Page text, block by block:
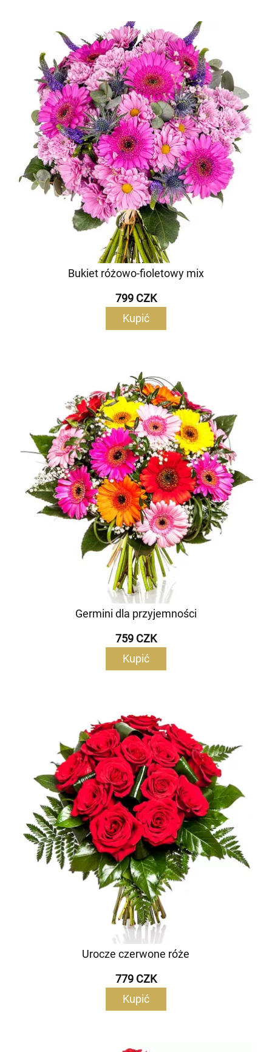
Bukiet różowo-fioletowy mix
799 CZK
Kupić
Germini dla przyjemności
759 CZK
Kupić
Urocze czerwone róże
779 CZK
Kupić